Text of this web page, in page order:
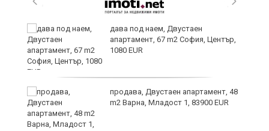
дава под наем, Двустаен
апартамент, 67 m2 София, Център,
1080 EUR
продава, Двустаен апартамент, 48
m2 Варна, Младост 1, 83900 EUR